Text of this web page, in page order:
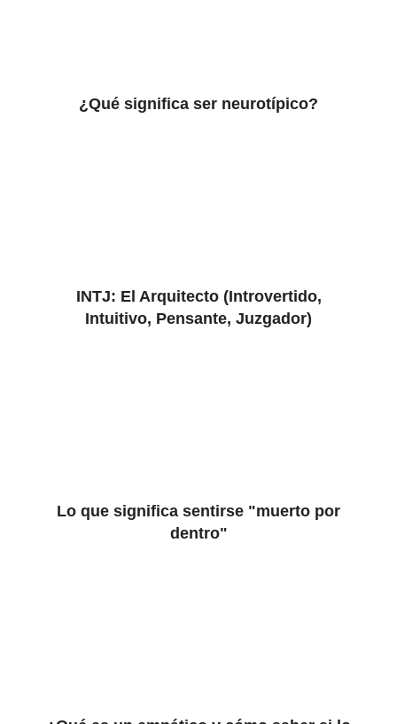
¿Qué significa ser neurotípico?
INTJ: El Arquitecto (Introvertido,
Intuitivo, Pensante, Juzgador)
Lo que significa sentirse "muerto por
dentro"